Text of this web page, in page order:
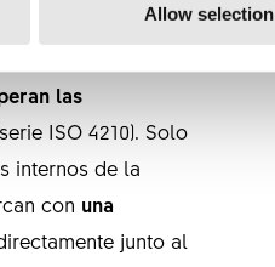
Allow selection
en Vietnam
, esto
de calidad,
las
ISO 4210). Solo
internos de la
con una
junto al